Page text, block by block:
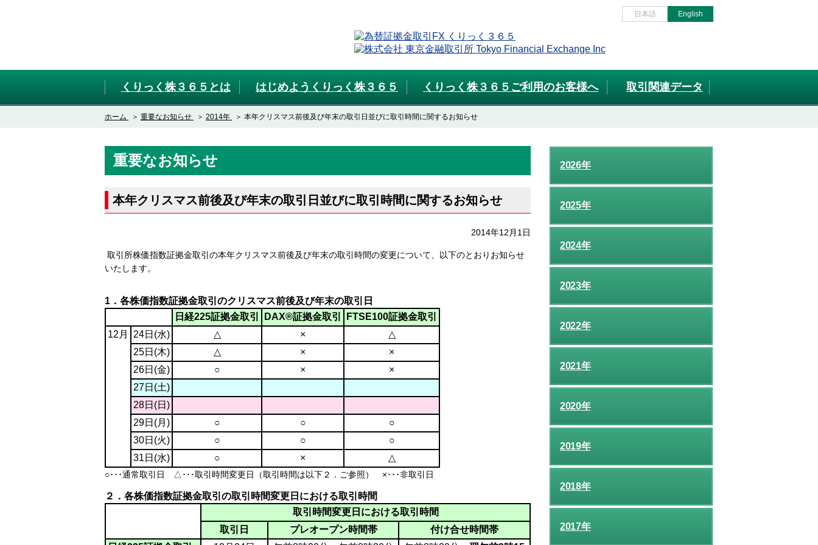
日本語 English
くりっく株３６５とは はじめようくりっく株３６５ くりっく株３６５ご利用のお客様へ 取引関連データ
ホーム 重要なお知らせ 2014年 本年クリスマス前後及び年末の取引日並びに取引時間に関するお知らせ
重要なお知らせ
本年クリスマス前後及び年末の取引日並びに取引時間に関するお知らせ
2014年12月1日
取引所株価指数証拠金取引の本年クリスマス前後及び年末の取引時間の変更について、以下のとおりお知らせ
いたします。
1．各株価指数証拠金取引のクリスマス前後及び年末の取引日
日経225証拠金取引
DAX®証拠金取引
FTSE100証拠金取引
12月
24日(水) △ ×
△
25日(木)
△ ×
×
26日(金)
○ ×
×
27日(土)
28日(日)
29日(月)
○ ○
○
30日(火)
○ ○
○
31日(水)
○ × △
○･･･通常取引日 △･･･取引時間変更日（取引時間は以下２．ご参照） ×･･･非取引日
２．各株価指数証拠金取引の取引時間変更日における取引時間
取引時間変更日における取引時間
取引日
プレオープン時間帯
付け合せ時間帯
2026年
2025年
2024年
2023年
2022年
2021年
2020年
2019年
2018年
2017年